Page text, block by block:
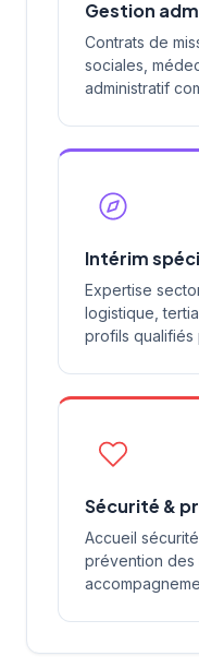
Gestion
Contrats de
sociales,
administratif
Intérim
Expertise
logistique,
profils qualifiés
Sécurité &
Accueil
prévention des